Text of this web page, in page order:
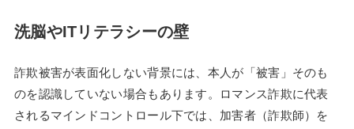
洗脳やITリテラシーの壁
詐欺被害が表面化しない背景には、本人が「被害」そのも
のを認識していない場合もあります。ロマンス詐欺に代表
されるマインドコントロール下では、加害者（詐欺師）を